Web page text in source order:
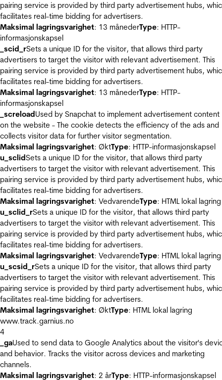
pairing service is provided by third party advertisement hubs,
facilitates real-time bidding for advertisers.
Maksimal lagringsvarighet: 13 månederType: HTTP-
informasjonskapsel
_scid_rSets a unique ID for the visitor, that allows third party
advertisers to target the visitor with relevant advertisement. This
pairing service is provided by third party advertisement hubs,
facilitates real-time bidding for advertisers.
Maksimal lagringsvarighet: 13 månederType: HTTP-
informasjonskapsel
_screloadUsed by Snapchat to implement advertisement content
on the website - The cookie detects the efficiency of the ads and
collects visitor data for further visitor segmentation.
Maksimal lagringsvarighet: ØktType: HTTP-informasjonskapsel
u_sclidSets a unique ID for the visitor, that allows third party
advertisers to target the visitor with relevant advertisement. This
pairing service is provided by third party advertisement hubs,
facilitates real-time bidding for advertisers.
Maksimal lagringsvarighet: VedvarendeType: HTML lokal lagring
u_sclid_rSets a unique ID for the visitor, that allows third party
advertisers to target the visitor with relevant advertisement. This
pairing service is provided by third party advertisement hubs,
facilitates real-time bidding for advertisers.
Maksimal lagringsvarighet: VedvarendeType: HTML lokal lagring
u_scsid_rSets a unique ID for the visitor, that allows third party
advertisers to target the visitor with relevant advertisement. This
pairing service is provided by third party advertisement hubs,
facilitates real-time bidding for advertisers.
Maksimal lagringsvarighet: ØktType: HTML lokal lagring
www.track.garnius.no
4
_gaUsed to send data to Google Analytics about the visitor's
and behavior. Tracks the visitor across devices and marketing
channels.
Maksimal lagringsvarighet: 2 årType: HTTP-informasjonskapsel